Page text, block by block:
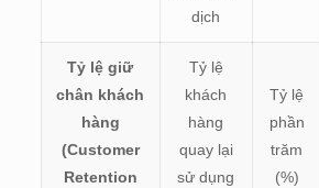
dịch
Tỷ lệ giữ
chân khách
hàng
(Customer
Retention
Tỷ lệ
khách
hàng
quay lại
sử dụng
Tỷ lệ
phần
trăm
(%)